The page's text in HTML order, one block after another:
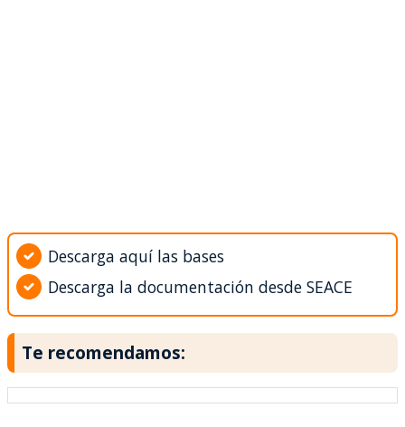
Descarga aquí las bases
Descarga la documentación desde SEACE
Te recomendamos: